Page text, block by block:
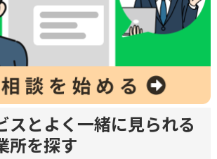
スとよく一緒に見られる
所を探す